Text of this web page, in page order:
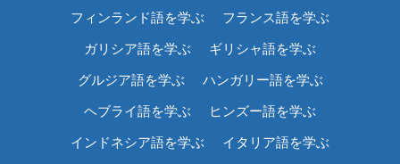
フィンランド語を学ぶ フランス語を学ぶ
ガリシア語を学ぶ ギリシャ語を学ぶ
グルジア語を学ぶ ハンガリー語を学ぶ
ヘブライ語を学ぶ ヒンズー語を学ぶ
インドネシア語を学ぶ イタリア語を学ぶ